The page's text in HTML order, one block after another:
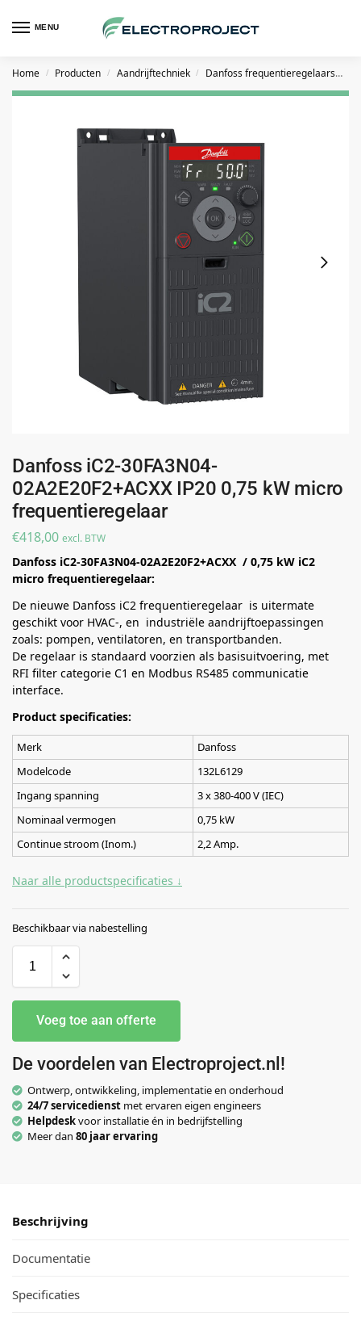
MENU
Home / Producten / Aandrijftechniek / Danfoss frequentieregelaars
Danfoss iC2-30FA3N04-
02A2E20F2+ACXX IP20 0,75 kW micro
frequentieregelaar
€418,00 excl. BTW
Danfoss iC2-30FA3N04-02A2E20F2+ACXX / 0,75 kW iC2
micro frequentieregelaar:
De nieuwe Danfoss iC2 frequentieregelaar is uitermate
geschikt voor HVAC-, en industriële aandrijftoepassingen
zoals: pompen, ventilatoren, en transportbanden.
De regelaar is standaard voorzien als basisuitvoering, met
RFI filter categorie C1 en Modbus RS485 communicatie
interface.
Product specificaties:
Merk
Danfoss
Modelcode
132L6129
Ingang spanning
3 x 380-400 V (IEC)
Nominaal vermogen
0,75 kW
Continue stroom (Inom.)
2,2 Amp.
Naar alle productspecificaties ↓
Beschikbaar via nabestelling
Voeg toe aan offerte
De voordelen van Electroproject.nl!
Ontwerp, ontwikkeling, implementatie en onderhoud
24/7 servicedienst met ervaren eigen engineers
Helpdeskvoor installatie én in bedrijfstelling
Meer dan 80 jaar ervaring
Beschrijving
Documentatie
Specificaties